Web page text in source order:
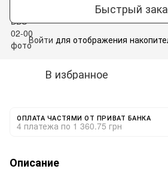
Быстрый
% Войти для отображения
В избранное
ОПЛАТА ЧАСТЯМИ ОТ ПРИВАТ БАНКА
4 платежа по 1 360.75 грн
Описание